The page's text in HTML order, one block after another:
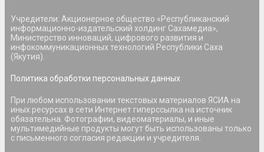
Учредители: Акционерное общество «Республиканский
информационно-издательский холдинг Сахамедиа»,
Министерство инноваций, цифрового развития и
инфокоммуникационных технологий Республики Саха
(Якутия).
Политика обработки персональных данных
При любом использовании текстовых материалов ЯСИА на
иных ресурсах в сети Интернет гиперссылка на источник
обязательна. Фотографии, видеоматериалы, и иные
мультимедийные продукты могут быть использованы только
с письменного согласия редакции и учредителя.